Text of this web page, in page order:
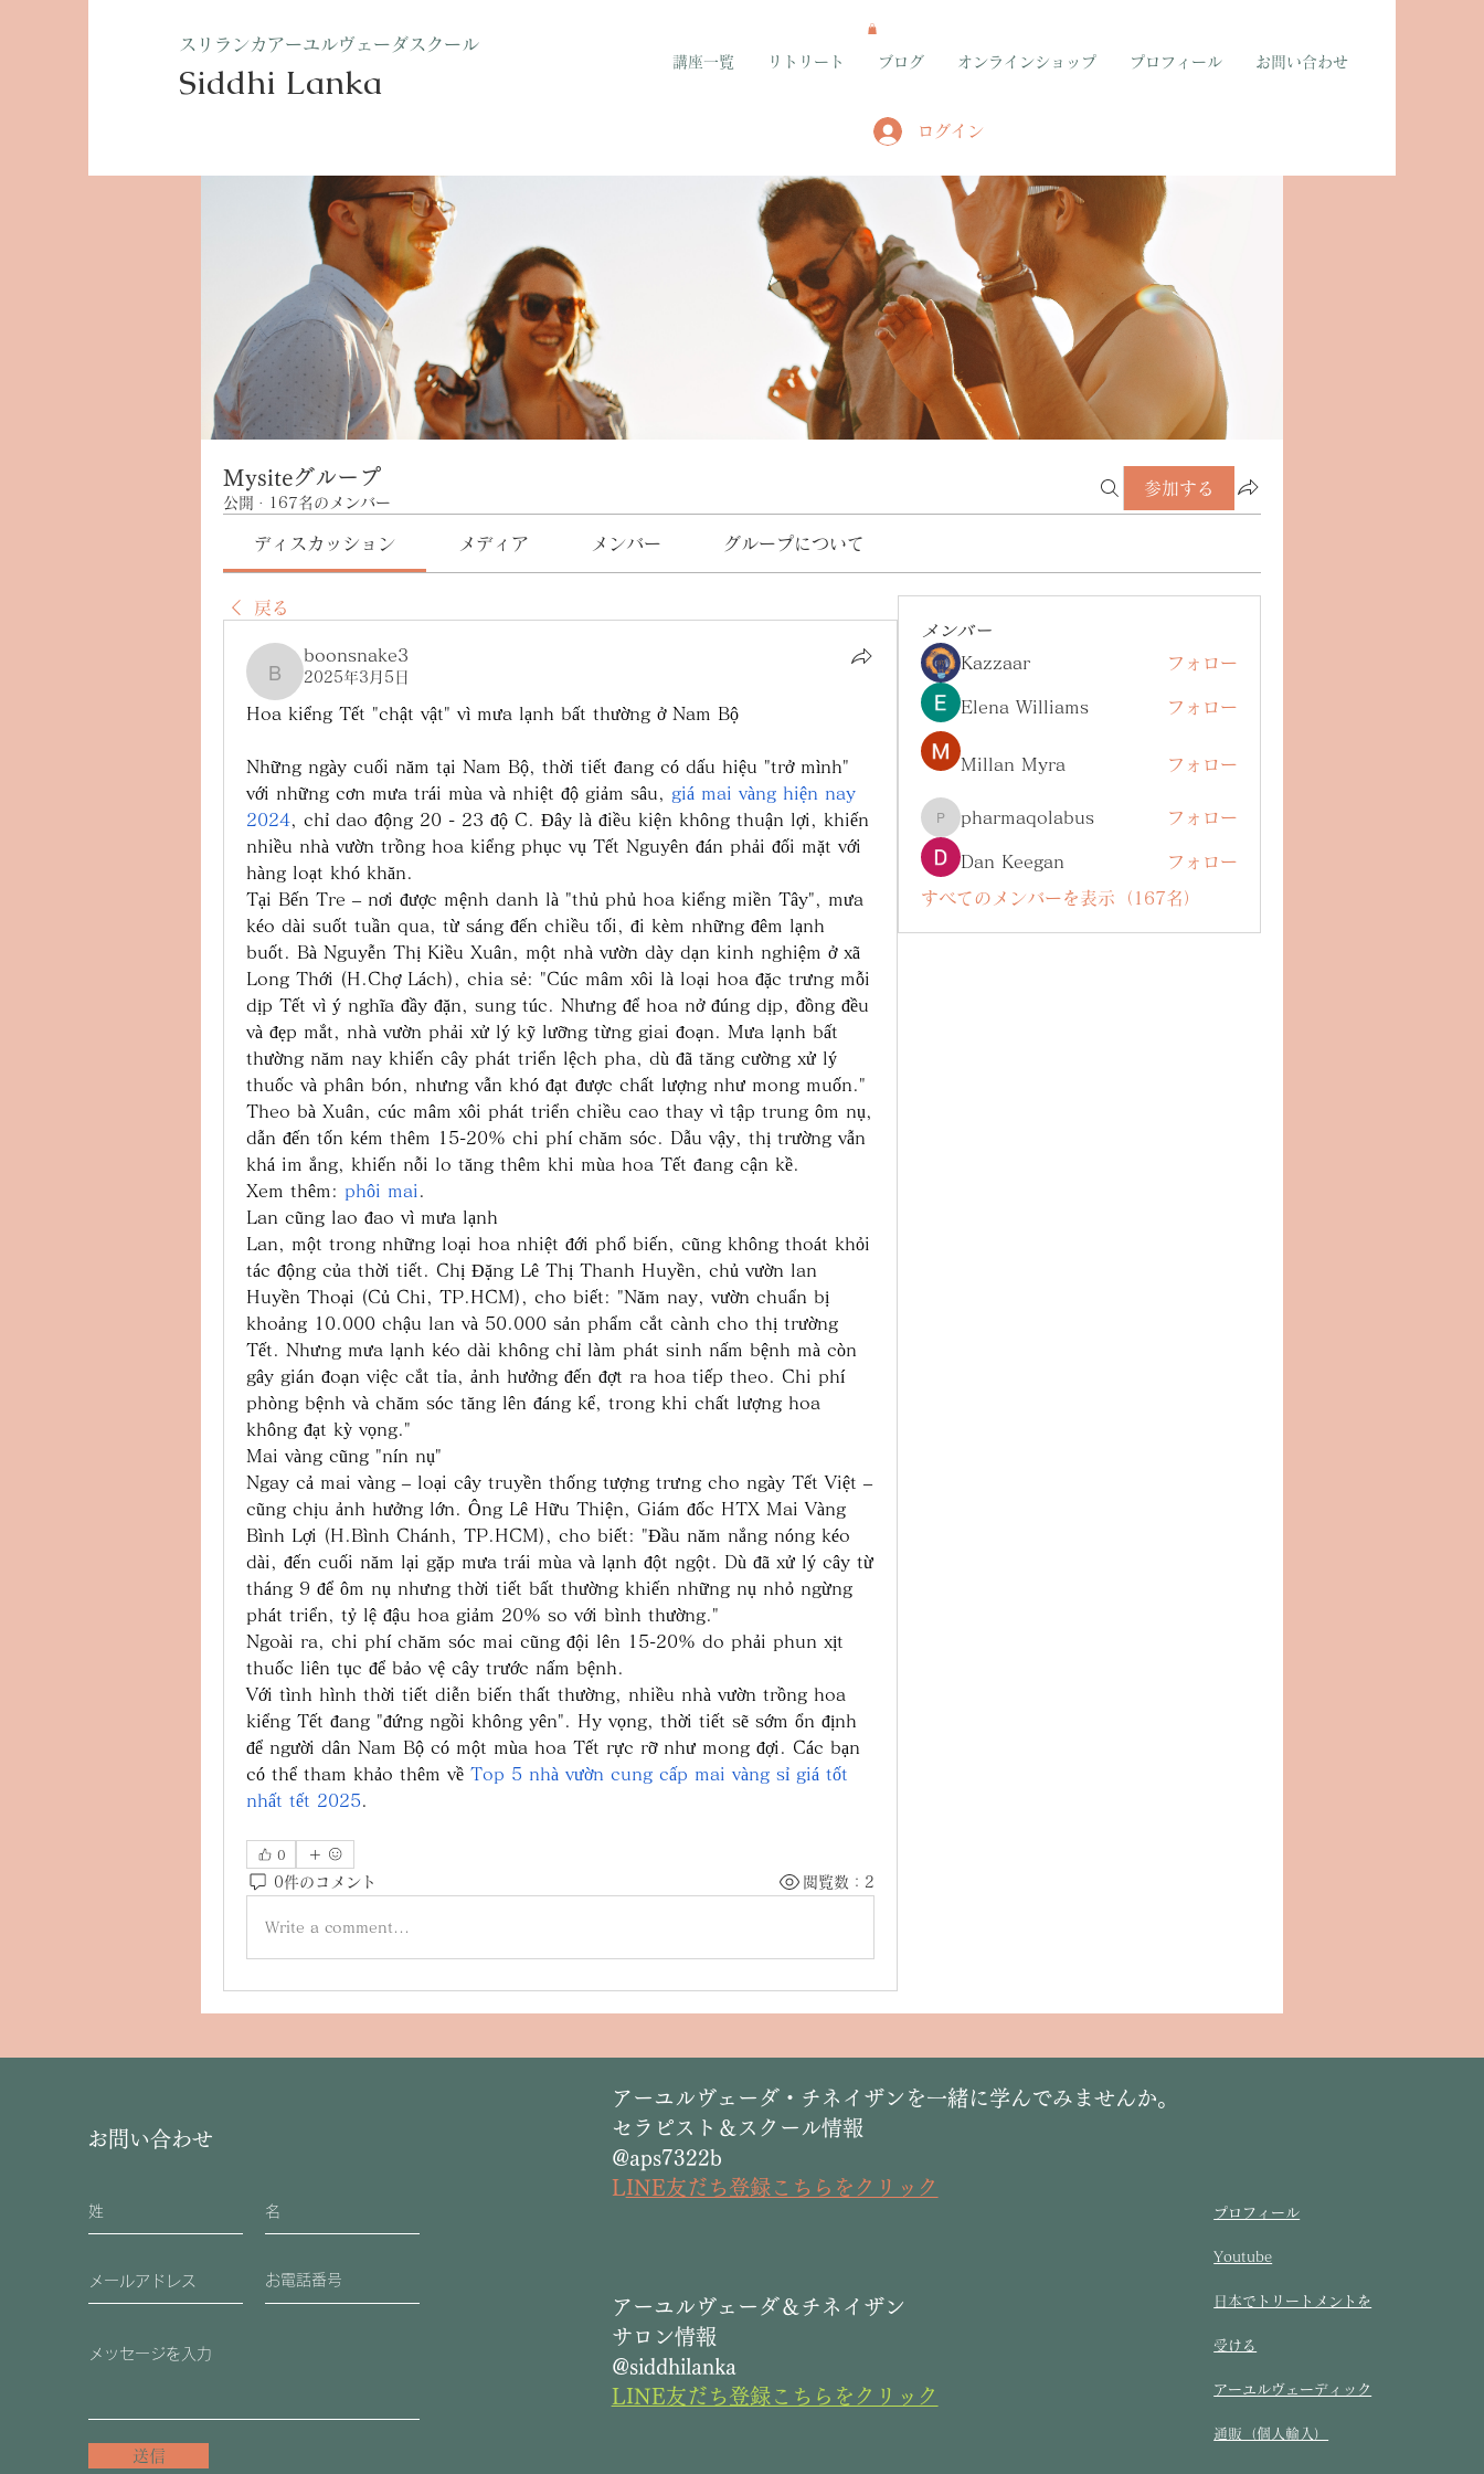
​スリランカアーユルヴェーダスクール
Siddhi Lanka​ 講座一覧 リトリート ブログ オンラインショップ プロフィール お問い合わせ
ログイン
Mysiteグループ
公開 · 167名のメンバー
参加する
ディスカッション メディア メンバー グループについて
戻る
boonsnake3
boonsnake3
2025年3月5日
Hoa kiểng Tết "chật vật" vì mưa lạnh bất thường ở Nam Bộ
Những ngày cuối năm tại Nam Bộ, thời tiết đang có dấu hiệu "trở mình"
với những cơn mưa trái mùa và nhiệt độ giảm sâu, giá mai vàng hiện nay
2024 , chỉ dao động 20 - 23 độ C. Đây là điều kiện không thuận lợi, khiến
nhiều nhà vườn trồng hoa kiểng phục vụ Tết Nguyên đán phải đối mặt với
hàng loạt khó khăn.
Tại Bến Tre – nơi được mệnh danh là "thủ phủ hoa kiểng miền Tây", mưa
kéo dài suốt tuần qua, từ sáng đến chiều tối, đi kèm những đêm lạnh
buốt. Bà Nguyễn Thị Kiều Xuân, một nhà vườn dày dạn kinh nghiệm ở xã
Long Thới (H.Chợ Lách), chia sẻ: "Cúc mâm xôi là loại hoa đặc trưng mỗi
dịp Tết vì ý nghĩa đầy đặn, sung túc. Nhưng để hoa nở đúng dịp, đồng đều
và đẹp mắt, nhà vườn phải xử lý kỹ lưỡng từng giai đoạn. Mưa lạnh bất
thường năm nay khiến cây phát triển lệch pha, dù đã tăng cường xử lý
thuốc và phân bón, nhưng vẫn khó đạt được chất lượng như mong muốn."
Theo bà Xuân, cúc mâm xôi phát triển chiều cao thay vì tập trung ôm nụ,
dẫn đến tốn kém thêm 15-20% chi phí chăm sóc. Dẫu vậy, thị trường vẫn
khá im ắng, khiến nỗi lo tăng thêm khi mùa hoa Tết đang cận kề.
Xem thêm: phôi mai
Lan cũng lao đao vì mưa lạnh
Lan, một trong những loại hoa nhiệt đới phổ biến, cũng không thoát khỏi
tác động của thời tiết. Chị Đặng Lê Thị Thanh Huyền, chủ vườn lan
Huyền Thoại (Củ Chi, TP.HCM), cho biết: "Năm nay, vườn chuẩn bị
khoảng 10.000 chậu lan và 50.000 sản phẩm cắt cành cho thị trường
Tết. Nhưng mưa lạnh kéo dài không chỉ làm phát sinh nấm bệnh mà còn
gây gián đoạn việc cắt tỉa, ảnh hưởng đến đợt ra hoa tiếp theo. Chi phí
phòng bệnh và chăm sóc tăng lên đáng kể, trong khi chất lượng hoa
không đạt kỳ vọng."
Mai vàng cũng "nín nụ"
Ngay cả mai vàng – loại cây truyền thống tượng trưng cho ngày Tết Việt –
cũng chịu ảnh hưởng lớn. Ông Lê Hữu Thiện, Giám đốc HTX Mai Vàng
Bình Lợi (H.Bình Chánh, TP.HCM), cho biết: "Đầu năm nắng nóng kéo
dài, đến cuối năm lại gặp mưa trái mùa và lạnh đột ngột. Dù đã xử lý cây từ
tháng 9 để ôm nụ nhưng thời tiết bất thường khiến những nụ nhỏ ngừng
phát triển, tỷ lệ đậu hoa giảm 20% so với bình thường."
Ngoài ra, chi phí chăm sóc mai cũng đội lên 15-20% do phải phun xịt
thuốc liên tục để bảo vệ cây trước nấm bệnh.
Với tình hình thời tiết diễn biến thất thường, nhiều nhà vườn trồng hoa
kiểng Tết đang "đứng ngồi không yên". Hy vọng, thời tiết sẽ sớm ổn định
để người dân Nam Bộ có một mùa hoa Tết rực rỡ như mong đợi. Các bạn
có thể tham khảo thêm về Top 5 nhà vườn cung cấp mai vàng sỉ giá tốt
nhất tết 2025
0
0件のコメント 閲覧数：2
Write a comment...
メンバー
Kazzaar
フォロー
Elena Williams フォロー
Millan Myra フォロー
pharmaqolabus
pharmaqolabus フォロー
Dan Keegan フォロー
すべてのメンバーを表示（167名）
お問い合わせ
送信
​アーユルヴェーダ・チネイザンを一緒に学んでみませんか。
セラピスト＆スクール情報
@aps7322b
LINE友だち登録こちらをクリック
​アーユルヴェーダ＆チネイザン
サロン情報
@siddhilanka
LINE友だち登録こちらをクリック
プロフィール
Youtube
​日本でトリートメントを
受ける​
アーユルヴェーディック
通販（個人輸入）